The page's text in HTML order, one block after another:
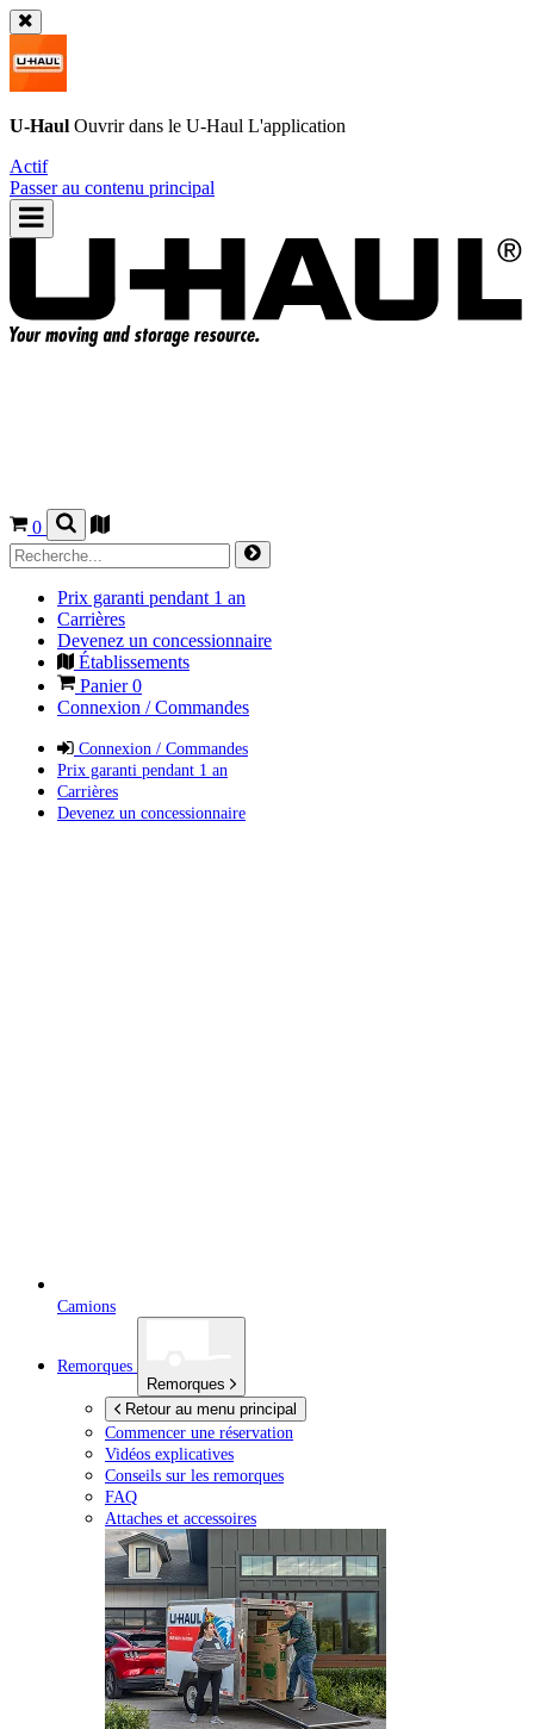
U-Haul Ouvrir dans le U-Haul L'application
Actif
Passer au contenu principal
0
Prix garanti pendant 1 an
Carrières
Devenez un concessionnaire
Établissements
Panier0
Connexion / Commandes
Connexion / Commandes
Prix garanti pendant 1 an
Carrières
Devenez un concessionnaire
Camions
Remorques
Remorques
Retour au menu principal
Commencer une réservation
Vidéos explicatives
Conseils sur les remorques
FAQ
Attaches et accessoires